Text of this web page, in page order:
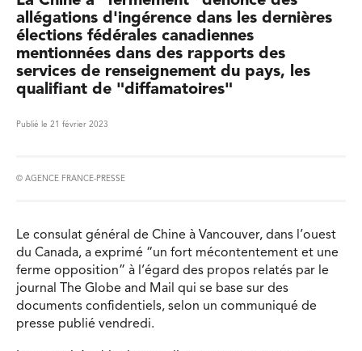
allégations d'ingérence dans les dernières
élections fédérales canadiennes
mentionnées dans des rapports des
services de renseignement du pays, les
qualifiant de "diffamatoires"
Publié le 21 février 2023
© AGENCE FRANCE-PRESSE
Le consulat général de Chine à Vancouver, dans l’ouest
du Canada, a exprimé “un fort mécontentement et une
ferme opposition” à l’égard des propos relatés par le
journal The Globe and Mail qui se base sur des
documents confidentiels, selon un communiqué de
presse publié vendredi.